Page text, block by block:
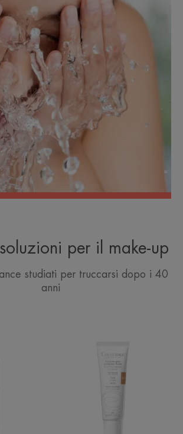
per il make-up
studiati per truccarsi dopo i 40
anni
Correttore
Fluido
Dorato